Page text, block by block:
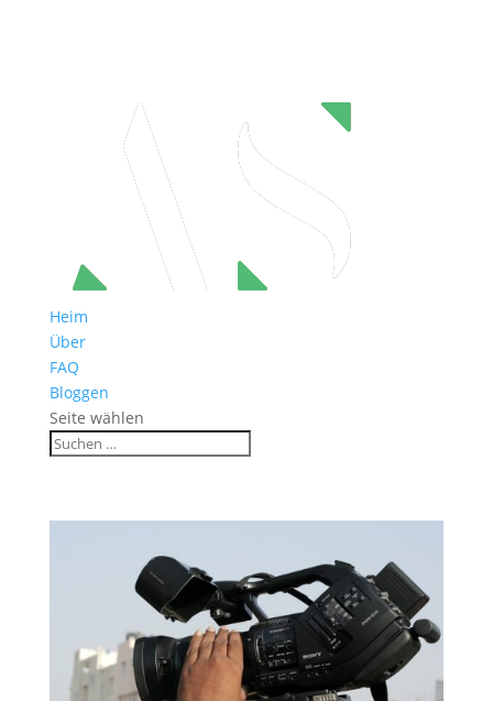
Heim
Über
FAQ
Bloggen
Seite wählen